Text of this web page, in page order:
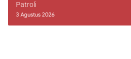
Patroli
3 Agustus 2026